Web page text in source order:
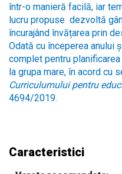
într-o manieră facilă, iar
lucru propuse dezvoltă
încurajând învățarea prin
Odată cu începerea anului
complet pentru
la grupa mare, în acord cu
Curriculumului pentru
4694/2019.
Caracteristici